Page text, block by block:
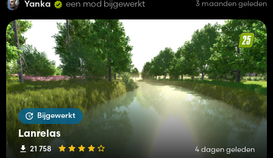
Yanka een mod bijgewerkt 3 maanden geleden
Bijgewerkt
Lanrelas
21 758 4 dagen geleden